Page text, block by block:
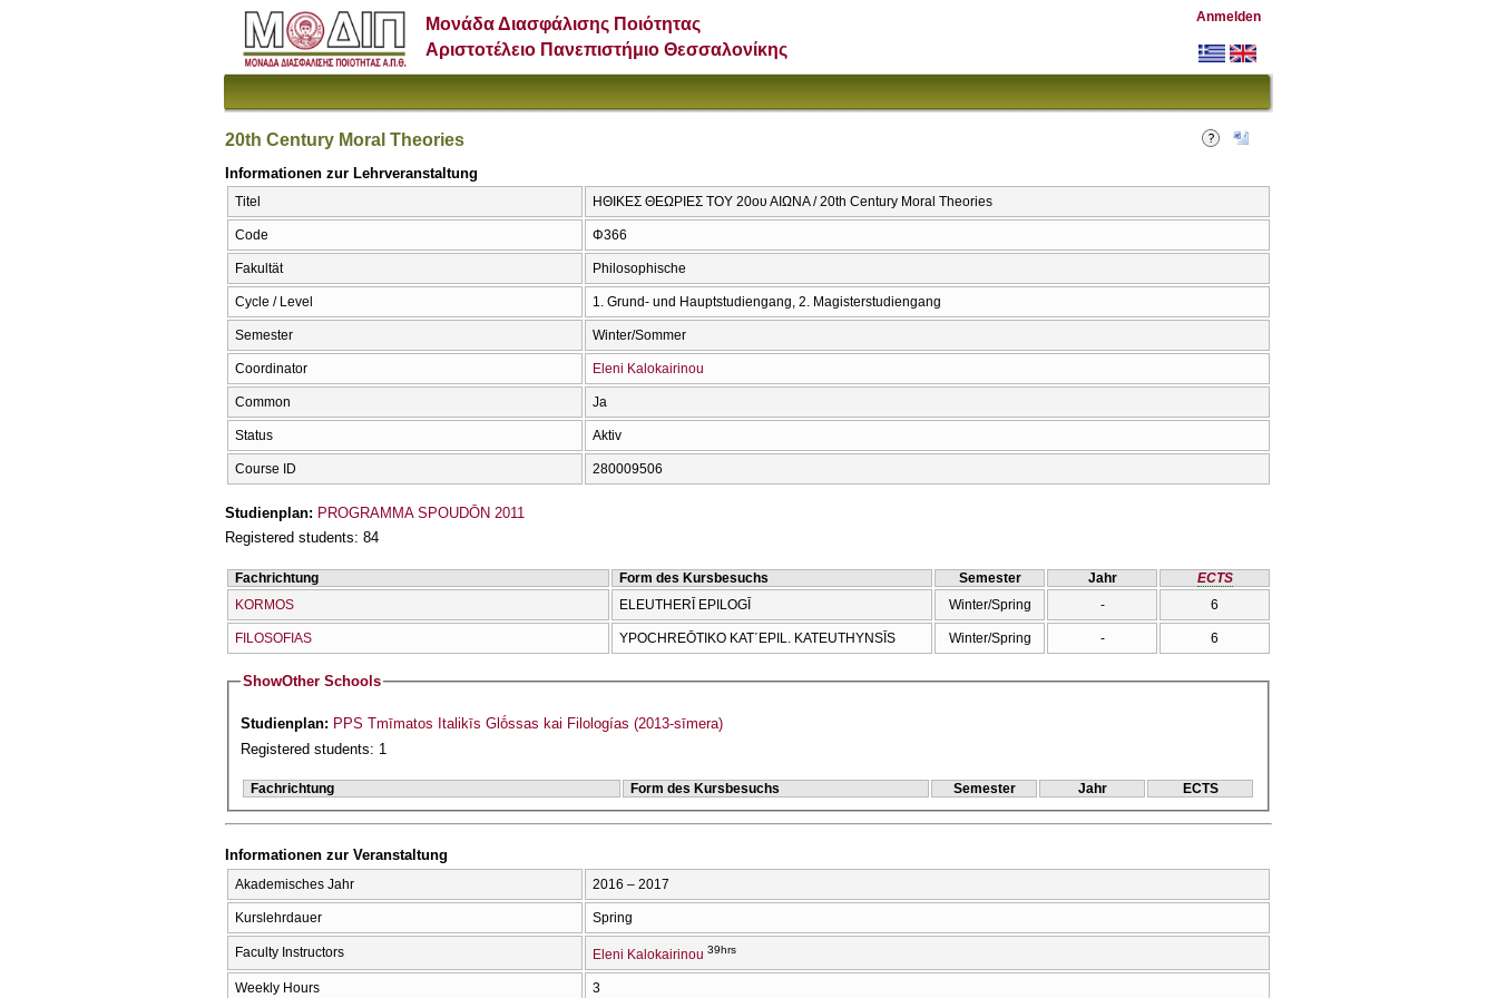
Μονάδα Διασφάλισης Ποιότητας
Αριστοτέλειο Πανεπιστήμιο Θεσσαλονίκης
Anmelden
20th Century Moral Theories
Informationen zur Lehrveranstaltung
Titel ΗΘΙΚΕΣ ΘΕΩΡΙΕΣ ΤΟΥ 20ου ΑΙΩΝΑ / 20th Century Moral Theories
Code Φ366
Fakultät Philosophische
Cycle / Level 1. Grund- und Hauptstudiengang, 2. Magisterstudiengang
Semester Winter/Sommer
Coordinator Eleni Kalokairinou
Common Ja
Status Aktiv
Course ID 280009506
Studienplan: PROGRAMMA SPOUDŌN 2011
Registered students: 84
Fachrichtung Form des Kursbesuchs Semester Jahr
ECTS
KORMOS
ELEUTHERĪ EPILOGĪ Winter/Spring - 6
FILOSOFIAS YPOCΗREŌTIKO KAT΄EPIL. KATEUTHYNSĪS Winter/Spring - 6
ShowOther Schools
Studienplan: PPS Tmīmatos Italikīs Glṓssas kai Filologías (2013-sīmera)
Registered students: 1
Fachrichtung Form des Kursbesuchs Semester Jahr ECTS
Informationen zur Veranstaltung
Akademisches Jahr 2016 – 2017
Kurslehrdauer Spring
Faculty Instructors Eleni Kalokairinou 39hrs
Weekly Hours 3